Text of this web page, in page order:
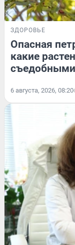
ЗДОРОВЬЕ
Опасная
какие
съедобными
6 августа, 2026, 08:20